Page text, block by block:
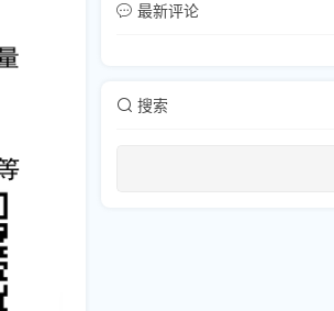
最新评论
搜索